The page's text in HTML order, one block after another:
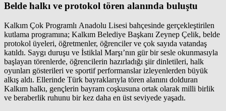
Belde halkı ve protokol tören alanında buluştu
Kalkım Çok Programlı Anadolu Lisesi bahçesinde gerçekleştirilen
kutlama programına; Kalkım Belediye Başkanı Zeynep Çelik, belde
protokol üyeleri, öğretmenler, öğrenciler ve çok sayıda vatandaş
katıldı. Saygı duruşu ve İstiklal Marşı’nın gür bir sesle okunmasıyla
başlayan törenlerde, öğrencilerin hazırladığı şiir dinletileri, halk
oyunları gösterileri ve sportif performanslar izleyenlerden büyük
alkış aldı. Ellerinde Türk bayraklarıyla tören alanını dolduran
Kalkım halkı, gençlerin bayram coşkusuna ortak olarak milli birlik
ve beraberlik ruhunu bir kez daha en üst seviyede yaşadı.